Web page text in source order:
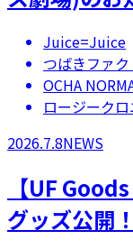
Juice=Juice
つばきファク
OCHA
ロージーク
2026.7.8NEWS
【UF
グッズ公開！